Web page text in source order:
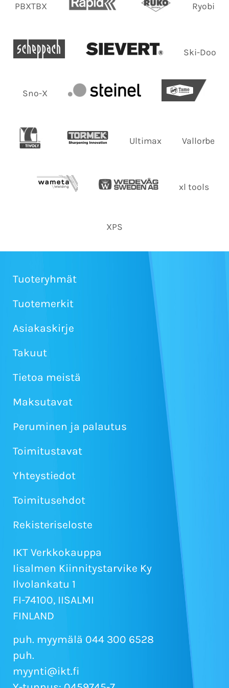
PBXTBX Ryobi
Ski-Doo
Sno-X
Ultimax Vallorbe
xl tools
XPS
Tuoteryhmät
Tuotemerkit
Asiakaskirje
Takuut
Tietoa meistä
Maksutavat
Peruminen ja palautus
Toimitustavat
Yhteystiedot
Toimitusehdot
Rekisteriseloste
IKT Verkkokauppa
Iisalmen Kiinnitystarvike Ky
Ilvolankatu 1
FI-74100, IISALMI
FINLAND
puh. myymälä 044 300 6528
puh.
myynti@ikt.fi